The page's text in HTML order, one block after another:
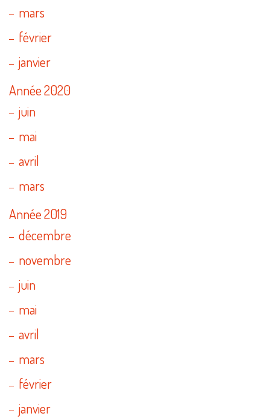
mars
février
janvier
Année 2020
juin
mai
avril
mars
Année 2019
décembre
novembre
juin
mai
avril
mars
février
janvier